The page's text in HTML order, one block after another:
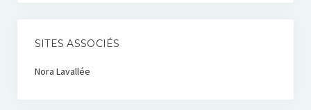
SITES ASSOCIÉS
Nora Lavallée